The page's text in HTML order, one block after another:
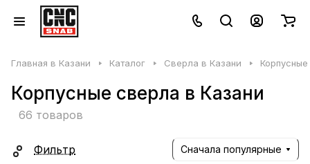
Главная в Казани Каталог Сверла в Казани
Корпусные сверла в Казани
66 товаров
Фильтр Сначала популярные